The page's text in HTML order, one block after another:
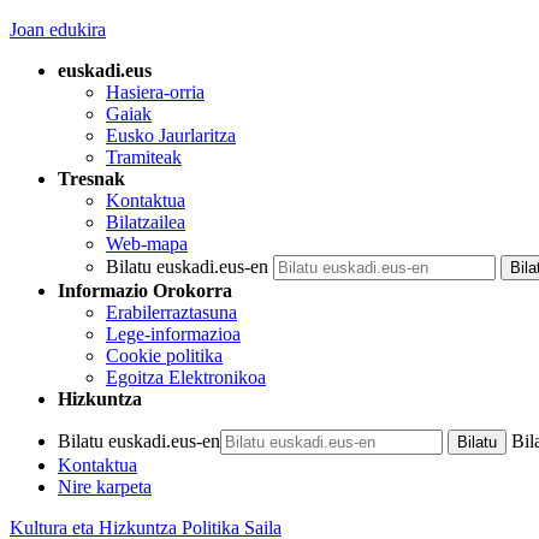
Joan edukira
euskadi.eus
Hasiera-orria
Gaiak
Eusko Jaurlaritza
Tramiteak
Tresnak
Kontaktua
Bilatzailea
Web-mapa
Bilatu euskadi.eus-en
Informazio Orokorra
Erabilerraztasuna
Lege-informazioa
Cookie politika
Egoitza Elektronikoa
Hizkuntza
Bilatu euskadi.eus-en
Kontaktua
Nire karpeta
Kultura eta Hizkuntza Politika Saila